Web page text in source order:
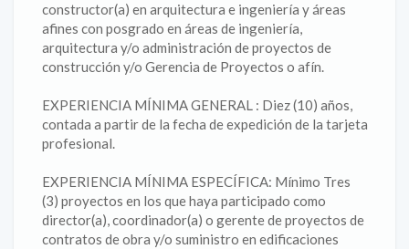
constructor(a) en arquitectura e ingeniería y áreas
afines con posgrado en áreas de ingeniería,
arquitectura y/o administración de proyectos de
construcción y/o Gerencia de Proyectos o afín.
EXPERIENCIA MÍNIMA GENERAL : Diez (10) años,
contada a partir de la fecha de expedición de la tarjeta
profesional.
EXPERIENCIA MÍNIMA ESPECÍFICA: Mínimo Tres
(3) proyectos en los que haya participado como
director(a), coordinador(a) o gerente de proyectos de
contratos de obra y/o suministro en edificaciones